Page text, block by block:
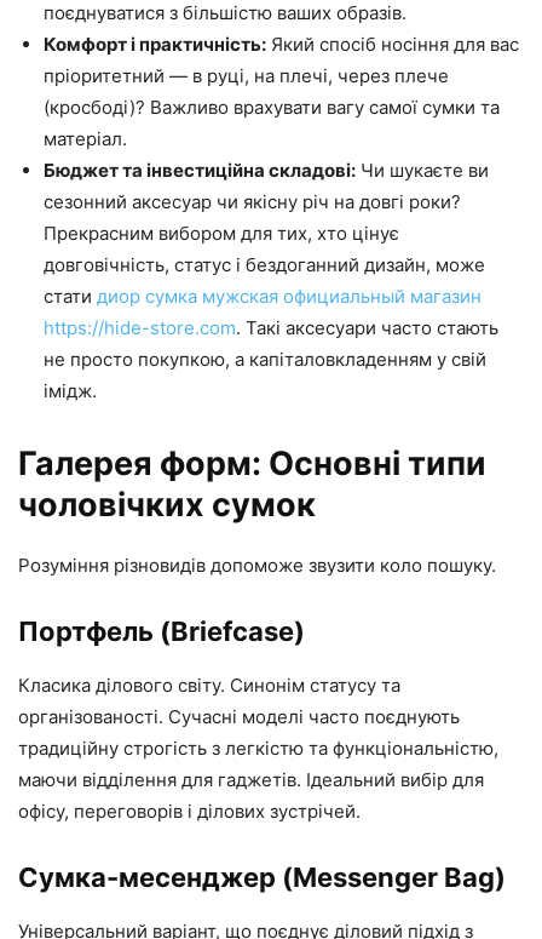
поєднуватися з більшістю ваших образів.
Комфорт і практичність: Який спосіб носіння для вас
пріоритетний — в руці, на плечі, через плече
(кросбоді)? Важливо врахувати вагу самої сумки та
матеріал.
Бюджет та інвестиційна складові: Чи шукаєте ви
сезонний аксесуар чи якісну річ на довгі роки?
Прекрасним вибором для тих, хто цінує
довговічність, статус і бездоганний дизайн, може
стати диор сумка мужская официальный магазин
https://hide-store.com. Такі аксесуари часто стають
не просто покупкою, а капіталовкладенням у свій
імідж.
Галерея форм: Основні типи
чоловічких сумок
Розуміння різновидів допоможе звузити коло пошуку.
Портфель (Briefcase)
Класика ділового світу. Синонім статусу та
організованості. Сучасні моделі часто поєднують
традиційну строгість з легкістю та функціональністю,
маючи відділення для гаджетів. Ідеальний вибір для
офісу, переговорів і ділових зустрічей.
Сумка-месенджер (Messenger Bag)
Універсальний варіант, що поєднує діловий підхід з